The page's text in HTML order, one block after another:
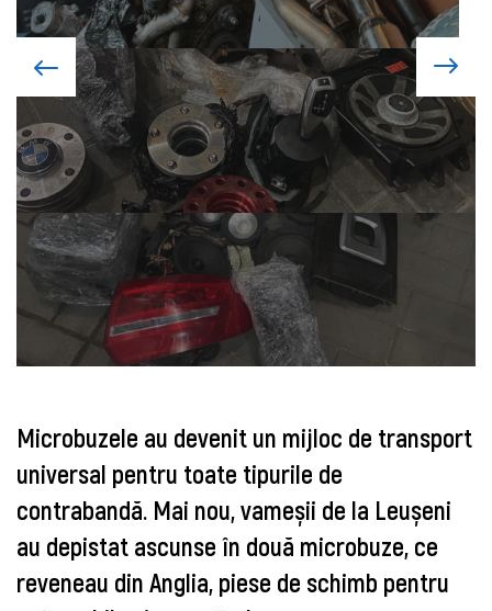
Microbuzele au devenit un mijloc de transport
universal pentru toate tipurile de
contrabandă. Mai nou, vameșii de la Leușeni
au depistat ascunse în două microbuze, ce
reveneau din Anglia, piese de schimb pentru